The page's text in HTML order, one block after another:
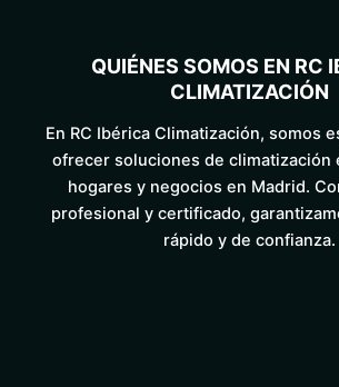
QUIÉNES SOMOS EN RC
CLIMATIZACIÓN
En RC Ibérica Climatización, somos
ofrecer soluciones de climatización
hogares y negocios en Madrid.
profesional y certificado,
rápido y de confianza.